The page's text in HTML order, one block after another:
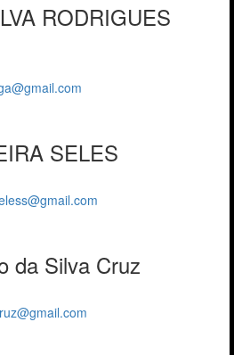
RODRIGUES
SELES
da Silva Cruz